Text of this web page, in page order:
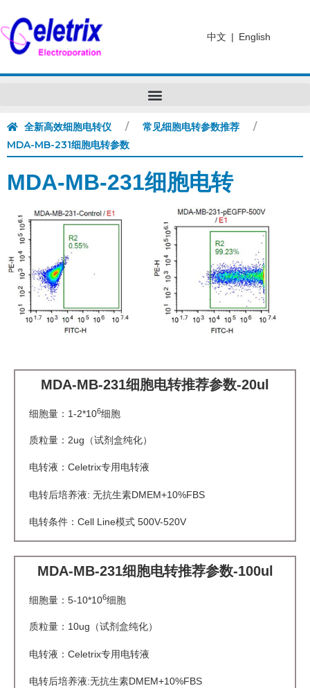
中文 | English
全新高效细胞电转仪
常见细胞电转参数推荐
MDA-MB-231细胞电转参数
MDA-MB-231细胞电转
MDA-MB-231细胞电转推荐参数-20ul
细胞量：1-2*106细胞
质粒量：2ug（试剂盒纯化）
电转液：Celetrix专用电转液
电转后培养液: 无抗生素DMEM+10%FBS
电转条件：Cell Line模式 500V-520V
MDA-MB-231细胞电转推荐参数-100ul
细胞量：5-10*106细胞
质粒量：10ug（试剂盒纯化）
电转液：Celetrix专用电转液
电转后培养液:无抗生素DMEM+10%FBS